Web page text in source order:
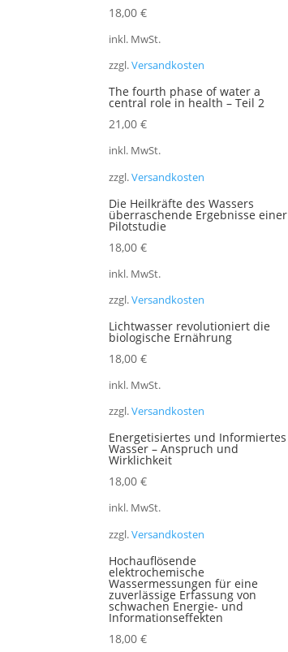
18,00€
inkl. MwSt.
zzgl.Versandkosten
The fourth phase of water a
central role in health – Teil 2
21,00€
inkl. MwSt.
zzgl.Versandkosten
Die Heilkräfte des Wassers
überraschende Ergebnisse einer
Pilotstudie
18,00€
inkl. MwSt.
zzgl.Versandkosten
Lichtwasser revolutioniert die
biologische Ernährung
18,00€
inkl. MwSt.
zzgl.Versandkosten
Energetisiertes und Informiertes
Wasser – Anspruch und
Wirklichkeit
18,00€
inkl. MwSt.
zzgl.Versandkosten
Hochauflösende
elektrochemische
Wassermessungen für eine
zuverlässige Erfassung von
schwachen Energie- und
Informationseffekten
18,00€